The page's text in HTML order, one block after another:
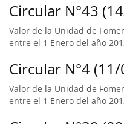
Circular N°43
Valor de la Unidad de
entre el 1 Enero del año
Circular N°4
Valor de la Unidad de
entre el 1 Enero del año